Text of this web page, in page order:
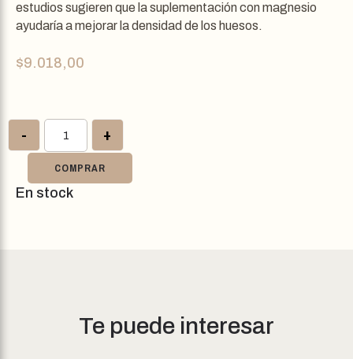
estudios sugieren que la suplementación con magnesio
ayudaría a mejorar la densidad de los huesos.
$9.018,00
- +
COMPRAR
En stock
Te puede interesar